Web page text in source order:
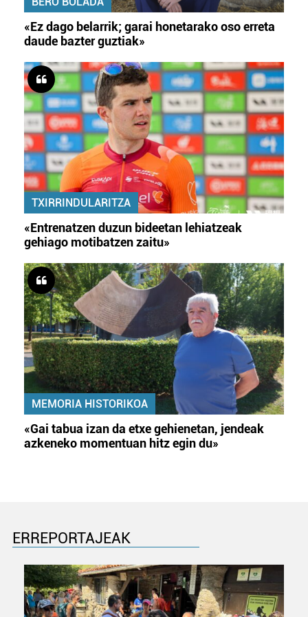
«Ez dago belarrik; garai honetarako oso erreta
daude bazter guztiak»
TXIRRINDULARITZA
«Entrenatzen duzun bideetan lehiatzeak
gehiago motibatzen zaitu»
MEMORIA HISTORIKOA
«Gai tabua izan da etxe gehienetan, jendeak
azkeneko momentuan hitz egin du»
ERREPORTAJEAK